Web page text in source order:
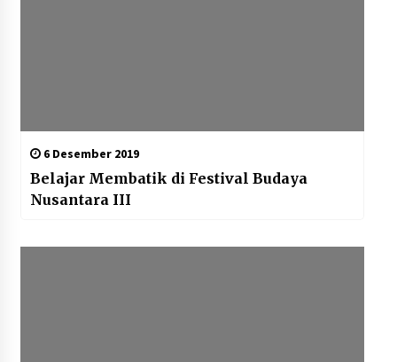
6 Desember 2019
Belajar Membatik di Festival Budaya
Nusantara III